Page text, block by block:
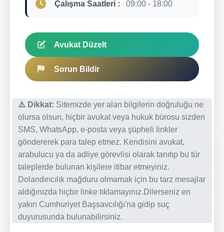
Çalışma Saatleri : 09:00 - 18:00
Avukat Düzelt
Sorun Bildir
⚠️ Dikkat: Sitemizde yer alan bilgilerin doğruluğu ne
olursa olsun, hiçbir avukat veya hukuk bürosu sizden
SMS, WhatsApp, e-posta veya şüpheli linkler
göndererek para talep etmez. Kendisini avukat,
arabulucu ya da adliye görevlisi olarak tanıtıp bu tür
taleplerde bulunan kişilere itibar etmeyiniz.
Dolandırıcılık mağduru olmamak için bu tarz mesajlar
aldığınızda hiçbir linke tıklamayınız.Dilerseniz en
yakın Cumhuriyet Başsavcılığı'na gidip suç
duyurusunda bulunabilirsiniz.